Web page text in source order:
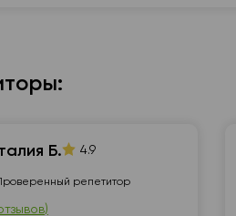
Б. 4.9
репетитор
)